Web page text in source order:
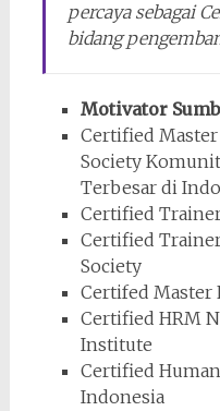
percaya sebagai
bidang
Motivator
Certified
Society
Terbesar di
Certified
Certified
Society
Certifed Master
Certified HRM
Institute
Certified
Indonesia